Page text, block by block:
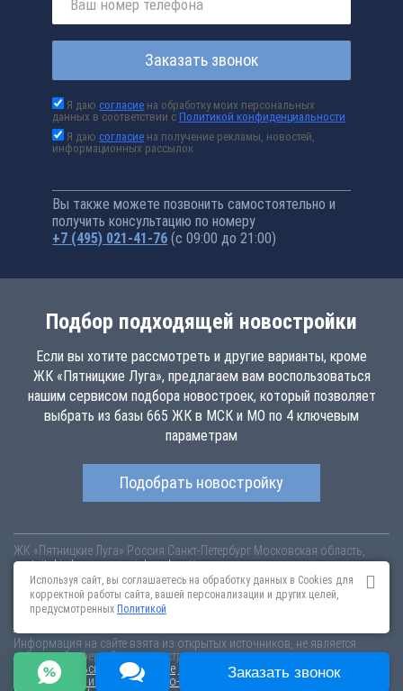
Заказать звонок
Я даюсогласие на обработку моих персональных
данных в соответствии сПолитикой конфиденциальности
Я даюсогласие на получение рекламы, новостей,
информационных рассылок
Вы также можете позвонить самостоятельно и
получить консультацию по номеру
+7 (495) 021-41-76 (с 09:00 до 21:00)
Подбор подходящей новостройки
Если вы хотите рассмотреть и другие варианты, кроме
ЖК «Пятницкие Луга», предлагаем вам воспользоваться
нашим сервисом подбора новостроек, который позволяет
выбрать из базы 665 ЖК в МСК и МО по 4 ключевым
параметрам
Подобрать новостройку
ЖК «Пятницкие Луга» Россия Санкт-Петербург Московская область,
pyatnitskie-luga.novopoisk.msk.ruКупить квартиру в новом жилом
комплексе «Пятницкие Луга» от «Группа «Самолет»» в Химках.
Квартиры различных планировок от 5.36 млн рублей!
Информация на сайте взята из открытых источников, не является
публичной офертой и распространяется для ознакомления.
Пользовательское соглашение
Соглашение о размещении
Пояснение об информационно-рекламном характере сведений
Используя сайт, вы соглашаетесь на обработку данных в Cookies для
корректной работы сайта, вашей персонализации и других целей,
предусмотренных Политикой
Заказать звонок